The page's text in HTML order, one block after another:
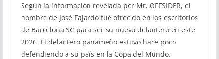
Según la información revelada por Mr. OFFSIDER, el
nombre de José Fajardo fue ofrecido en los escritorios
de Barcelona SC para ser su nuevo delantero en este
2026. El delantero panameño estuvo hace poco
defendiendo a su país en la Copa del Mundo.